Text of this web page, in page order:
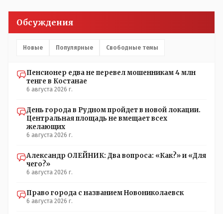
подсознательном уровне - это сидит. Так что пока будет
так.
историческое?
Обсуждения
Новые Популярные Свободные темы
Пенсионер едва не перевел мошенникам 4 млн
тенге в Костанае
6 августа 2026 г.
День города в Рудном пройдет в новой локации.
Центральная площадь не вмещает всех
желающих
6 августа 2026 г.
Александр ОЛЕЙНИК: Два вопроса: «Как?» и «Для
чего?»
6 августа 2026 г.
Право города с названием Новониколаевск
6 августа 2026 г.